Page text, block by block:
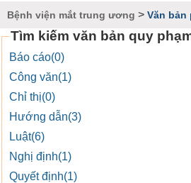
Bệnh viện mắt trung ương > Văn bản
Tìm kiếm văn bản quy
Báo cáo(0)
Công văn(1)
Chỉ thị(0)
Hướng dẫn(3)
Luật(6)
Nghị định(1)
Quyết định(1)